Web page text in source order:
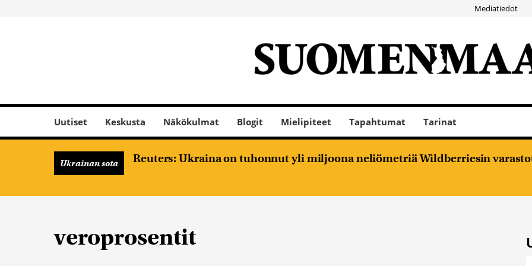
Mediatiedot
Uutiset Keskusta Näkökulmat Blogit Mielipiteet Tapahtumat Tarinat
Ukrainan sota Reuters: Ukraina on tuhonnut yli miljoona neliömetriä Wildberriesin
veroprosentit